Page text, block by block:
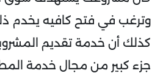
وترغب في فتح كافيه يخدم
كذلك أن خدمة تقديم
جزء كبير من مجال خدمة